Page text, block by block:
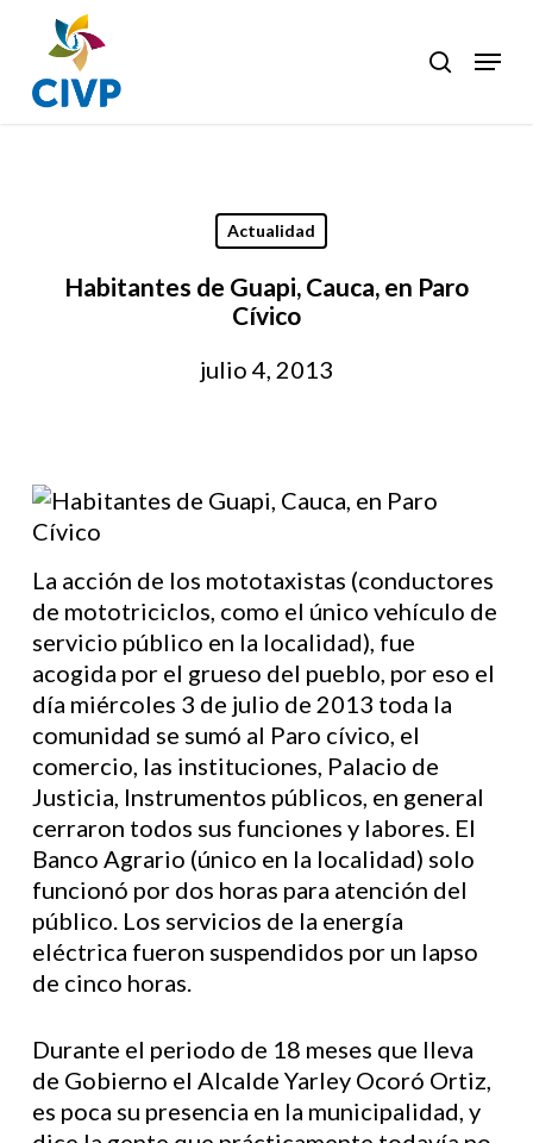
main
content
search
Menu
Actualidad
Habitantes de Guapi, Cauca, en Paro
Cívico
julio 4, 2013
La acción de los mototaxistas (conductores
de mototriciclos, como el único vehículo de
servicio público en la localidad), fue
acogida por el grueso del pueblo, por eso el
día miércoles 3 de julio de 2013 toda la
comunidad se sumó al Paro cívico, el
comercio, las instituciones, Palacio de
Justicia, Instrumentos públicos, en general
cerraron todos sus funciones y labores. El
Banco Agrario (único en la localidad) solo
funcionó por dos horas para atención del
público. Los servicios de la energía
eléctrica fueron suspendidos por un lapso
de cinco horas.
Durante el periodo de 18 meses que lleva
de Gobierno el Alcalde Yarley Ocoró Ortiz,
es poca su presencia en la municipalidad, y
Close